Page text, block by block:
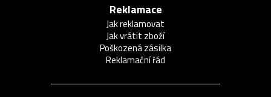
Reklamace
Jak reklamovat
Jak vrátit zboží
Poškozená zásilka
Reklamační řád